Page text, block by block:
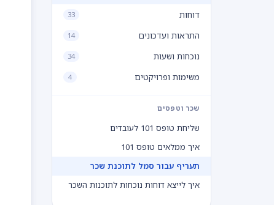
דוחות 33
התראות ועדכונים 14
נוכחות ושעות 34
משימות ופרויקטים 4
שכר וטפסים
שליחת טופס 101 לעובדים
איך ממלאים טופס 101
תעריף עבור סמל לתוכנת שכר
איך לייצא דוחות נוכחות לתוכנות השכר